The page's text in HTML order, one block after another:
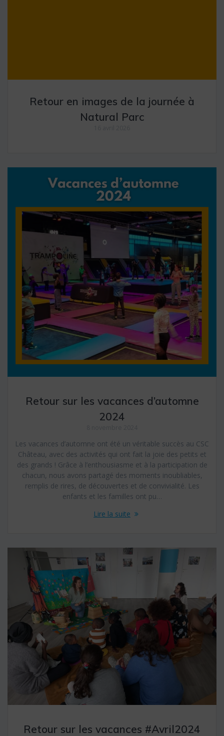
Retour en images de la journée à
Natural Parc
Retour sur les vacances d’automne
2024
Les vacances d’automne ont été un véritable succès au CSC
Château, avec des activités qui ont fait la joie des petits et
des grands ! Grâce à l’enthousiasme et à la participation de
chacun, nous avons partagé des moments inoubliables,
remplis de rires, de découvertes et de convivialité. Les
enfants et les familles ont pu…
Lire la suite
Retour sur les vacances #Avril2024